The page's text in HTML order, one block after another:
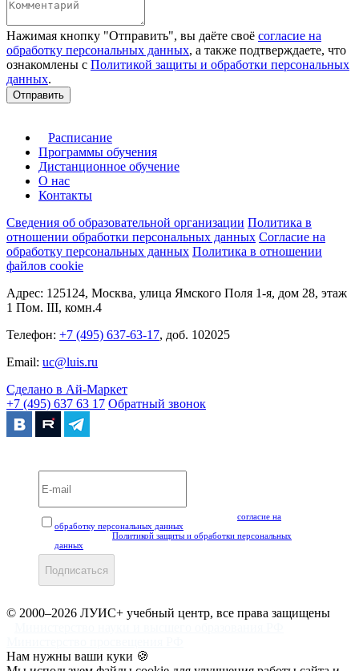
Нажимая кнопку "Отправить", вы даёте своё согласие на
обработку персональных данных, а также подтверждаете, что
ознакомлены с Политикой защиты и обработки персональных
данных.
Отправить
Расписание
Программы обучения
Дистанционное обучение
О нас
Контакты
Сведения об образовательной организации Политика в
отношении обработки персональных данных Согласие на
обработку персональных данных Политика в отношении
файлов cookie
Адрес: 125124, Москва, улица Ямского Поля 1-я, дом 28, этаж
1 Пом. III, комн.4
Телефон: +7 (495) 637-63-17, доб. 102025
Email: uc@luis.ru
Сделано в Ай-Маркет
+7 (495) 637 63 17 Обратный звонок
согласие на
обработку персональных данных
Политикой защиты и обработки персональных
данных
Подписаться
© 2000–2026 ЛУИС+ учебный центр, все права защищены
Нам нужны ваши куки 🍪